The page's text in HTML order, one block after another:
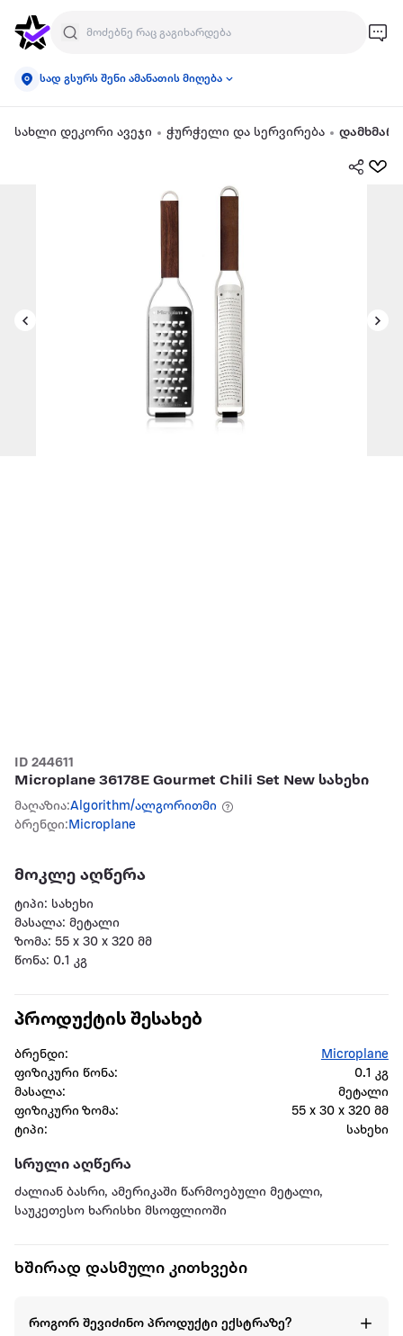
სად გსურს შენი ამანათის მიღება
სახლი დეკორი ავეჯი ჭურჭელი და სერვირება
ID 244611
Microplane 36178E Gourmet Chili Set New სახეხი
მაღაზია:Algorithm/ალგორითმი
ბრენდი:Microplane
მოკლე აღწერა
ტიპი: სახეხი
მასალა: მეტალი
ზომა: 55 x 30 x 320 მმ
წონა: 0.1 კგ
პროდუქტის შესახებ
ბრენდი:
Microplane
ფიზიკური წონა:
0.1 კგ
მასალა:
მეტალი
ფიზიკური ზომა:
55 x 30 x 320 მმ
ტიპი:
სახეხი
სრული აღწერა
ძალიან ბასრი, ამერიკაში წარმოებული მეტალი,
საუკეთესო ხარისხი მსოფლიოში
ხშირად დასმული კითხვები
როგორ შევიძინო პროდუქტი ექსტრაზე?